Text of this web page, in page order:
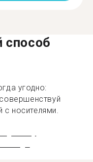
угодно:
носителями.